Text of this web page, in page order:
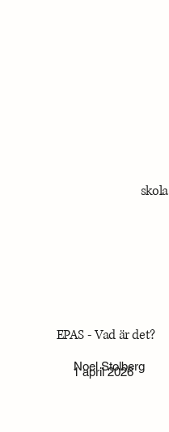
skola
EPAS - Vad är det?
Noel Stolberg
1 april 2026